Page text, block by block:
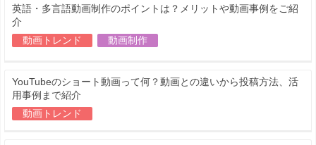
英語・多言語動画制作のポイントは？メリットや動画事例をご紹
介
動画トレンド
動画制作
YouTubeのショート動画って何？動画との違いから投稿方法、活
用事例まで紹介
動画トレンド